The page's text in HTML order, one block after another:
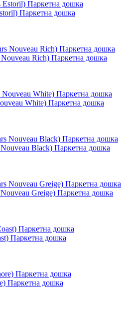
Паркетна дошка
Rich) Паркетна дошка
White) Паркетна дошка
Black) Паркетна дошка
Greige) Паркетна дошка
Паркетна дошка
Паркетна дошка